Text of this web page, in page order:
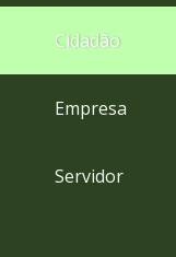
rodapé
Cidadão
Empresa
Servidor